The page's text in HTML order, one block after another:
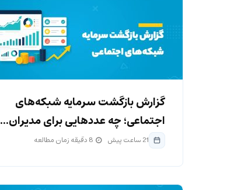
گزارش بازگشت سرمایه شبکه‌های
اجتماعی؛ چه عددهایی برای مدیران...
21 ساعت پیش 8 دقیقه زمان مطالعه